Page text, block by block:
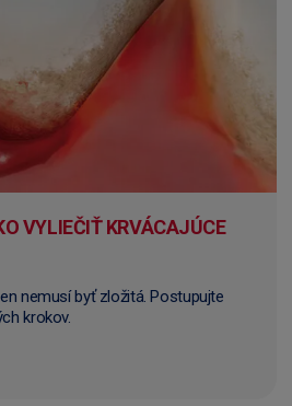
VYLIEČIŤ KRVÁCAJÚCE
nemusí byť zložitá. Postupujte
krokov.